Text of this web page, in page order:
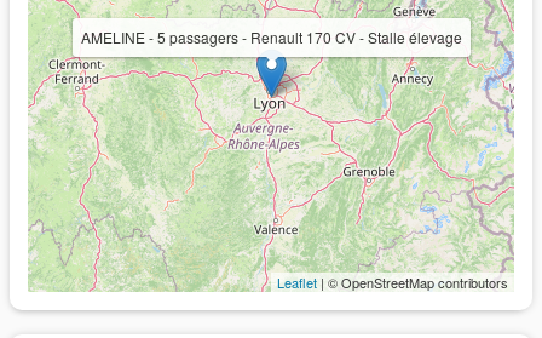
AMELINE - 5 passagers - Renault 170 CV - Stalle élevage
Leaflet | © OpenStreetMap contributors